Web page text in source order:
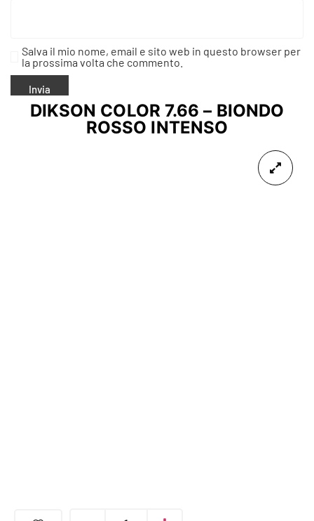
Salva il mio nome, email e sito web in questo browser per
la prossima volta che commento.
DIKSON COLOR 7.66 – BIONDO
ROSSO INTENSO